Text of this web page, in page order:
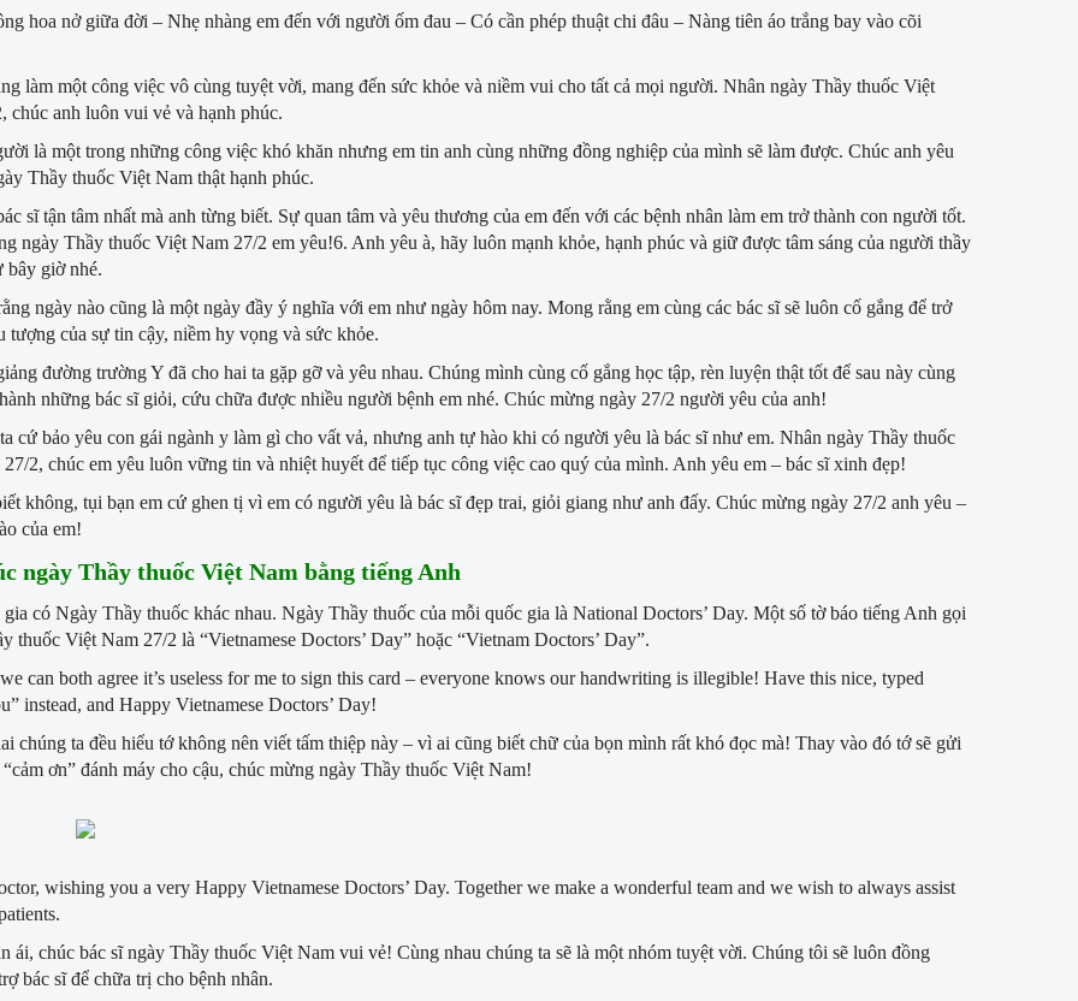
hoa nở giữa đời – Nhẹ nhàng em đến với người ốm đau – Có cần phép thuật chi đâu – Nàng tiên áo trắng bay vào cõi
làm một công việc vô cùng tuyệt vời, mang đến sức khỏe và niềm vui cho tất cả mọi người. Nhân ngày Thầy thuốc Việt
chúc anh luôn vui vẻ và hạnh phúc.
là một trong những công việc khó khăn nhưng em tin anh cùng những đồng nghiệp của mình sẽ làm được. Chúc anh yêu
Thầy thuốc Việt Nam thật hạnh phúc.
sĩ tận tâm nhất mà anh từng biết. Sự quan tâm và yêu thương của em đến với các bệnh nhân làm em trở thành con người tốt.
ngày Thầy thuốc Việt Nam 27/2 em yêu!6. Anh yêu à, hãy luôn mạnh khỏe, hạnh phúc và giữ được tâm sáng của người thầy
bây giờ nhé.
ngày nào cũng là một ngày đầy ý nghĩa với em như ngày hôm nay. Mong rằng em cùng các bác sĩ sẽ luôn cố gắng để trở
tượng của sự tin cậy, niềm hy vọng và sức khỏe.
đường trường Y đã cho hai ta gặp gỡ và yêu nhau. Chúng mình cùng cố gắng học tập, rèn luyện thật tốt để sau này cùng
những bác sĩ giỏi, cứu chữa được nhiều người bệnh em nhé. Chúc mừng ngày 27/2 người yêu của anh!
cứ bảo yêu con gái ngành y làm gì cho vất vả, nhưng anh tự hào khi có người yêu là bác sĩ như em. Nhân ngày Thầy thuốc
2, chúc em yêu luôn vững tin và nhiệt huyết để tiếp tục công việc cao quý của mình. Anh yêu em – bác sĩ xinh đẹp!
không, tụi bạn em cứ ghen tị vì em có người yêu là bác sĩ đẹp trai, giỏi giang như anh đấy. Chúc mừng ngày 27/2 anh yêu –
của em!
ngày Thầy thuốc Việt Nam bằng tiếng Anh
có Ngày Thầy thuốc khác nhau. Ngày Thầy thuốc của mỗi quốc gia là National Doctors’ Day. Một số tờ báo tiếng Anh gọi
thuốc Việt Nam 27/2 là “Vietnamese Doctors’ Day” hoặc “Vietnam Doctors’ Day”.
can both agree it’s useless for me to sign this card – everyone knows our handwriting is illegible! Have this nice, typed
instead, and Happy Vietnamese Doctors’ Day!
chúng ta đều hiểu tớ không nên viết tấm thiệp này – vì ai cũng biết chữ của bọn mình rất khó đọc mà! Thay vào đó tớ sẽ gửi
ơn” đánh máy cho cậu, chúc mừng ngày Thầy thuốc Việt Nam!
wishing you a very Happy Vietnamese Doctors’ Day. Together we make a wonderful team and we wish to always assist
ái, chúc bác sĩ ngày Thầy thuốc Việt Nam vui vẻ! Cùng nhau chúng ta sẽ là một nhóm tuyệt vời. Chúng tôi sẽ luôn đồng
bác sĩ để chữa trị cho bệnh nhân.